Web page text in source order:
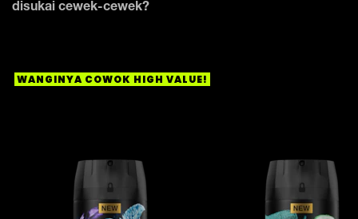
disukai cewek-cewek?
WANGINYA COWOK HIGH VALUE!